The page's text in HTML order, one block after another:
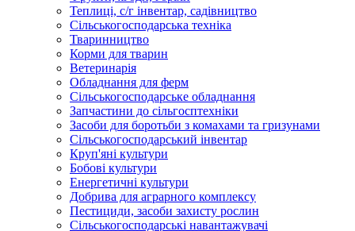
Теплиці, с/г інвентар, садівництво
Сільськогосподарська техніка
Тваринництво
Корми для тварин
Ветеринарія
Обладнання для ферм
Сільськогосподарське обладнання
Запчастини до сільгосптехніки
Засоби для боротьби з комахами та гризунами
Сільськогосподарський інвентар
Круп'яні культури
Бобові культури
Енергетичні культури
Добрива для аграрного комплексу
Пестициди, засоби захисту рослин
Сільськогосподарські навантажувачі